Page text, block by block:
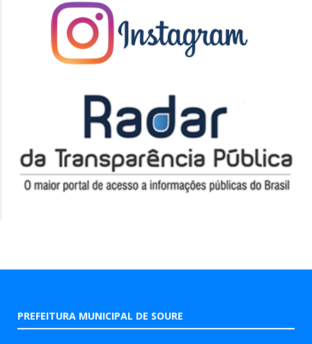
PREFEITURA MUNICIPAL DE SOURE